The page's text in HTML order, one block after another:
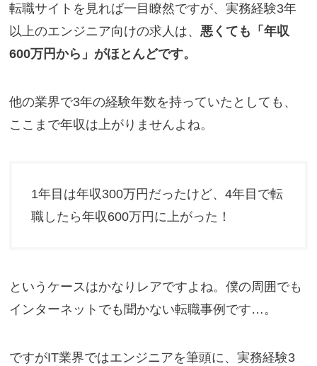
転職サイトを見れば一目瞭然ですが、実務経験3年
以上のエンジニア向けの求人は、 悪くても「年収
600万円から」がほとんどです。
他の業界で3年の経験年数を持っていたとしても、
ここまで年収は上がりませんよね。
1年目は年収300万円だったけど、4年目で転
職したら年収600万円に上がった！
というケースはかなりレアですよね。僕の周囲でも
インターネットでも聞かない転職事例です…。
ですがIT業界ではエンジニアを筆頭に、実務経験3